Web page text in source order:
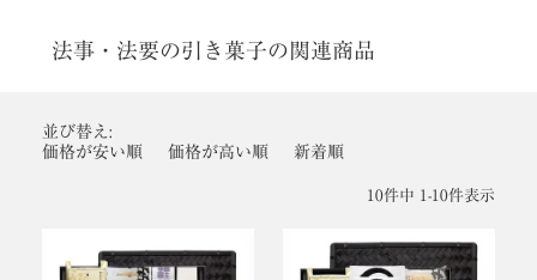
法事・法要の引き菓子の関連商品
並び替え
価格が安い順
価格が高い順 新着順
10件中 1 -10件表示